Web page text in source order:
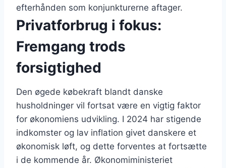
efterhånden som konjunkturerne aftager.
Privatforbrug i fokus:
Fremgang trods
forsigtighed
Den øgede købekraft blandt danske
husholdninger vil fortsat være en vigtig faktor
for økonomiens udvikling. I 2024 har stigende
indkomster og lav inflation givet danskere et
økonomisk løft, og dette forventes at fortsætte
i de kommende år. Økonomiministeriet